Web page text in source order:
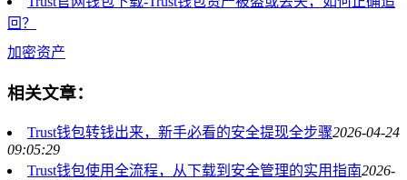
回？
加密资产
相关文章：
Trust钱包转钱出来，新手必看的安全提现全步骤2026-04-24
09:05:29
Trust钱包使用全流程，从下载到安全管理的实用指南2026-